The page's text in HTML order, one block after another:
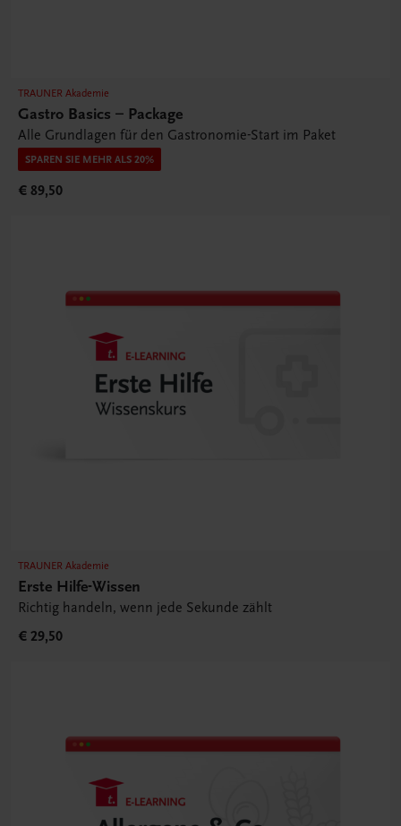
TRAUNER Akademie
Gastro Basics – Package
Alle Grundlagen für den Gastronomie-Start im Paket
SPAREN SIE MEHR ALS 20%
€ 89,50
TRAUNER Akademie
Erste Hilfe-Wissen
Richtig handeln, wenn jede Sekunde zählt
€ 29,50